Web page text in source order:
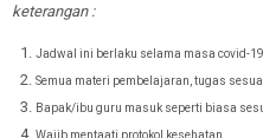
keterangan :
Jadwal ini berlaku selama masa covid-19
Semua materi pembelajaran, tugas
Bapak/ibu guru masuk seperti biasa
Wajib mentaati protokol kesehatan